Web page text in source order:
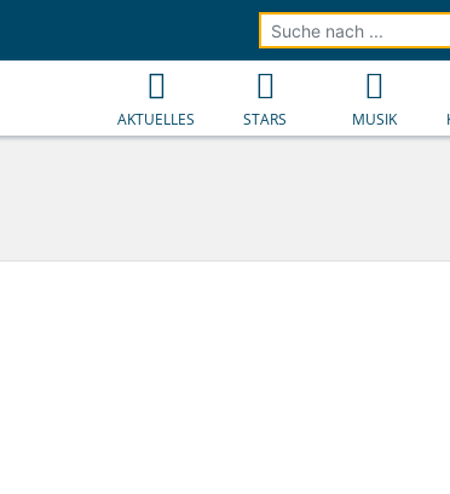
AKTUELLES STARS MUSIK